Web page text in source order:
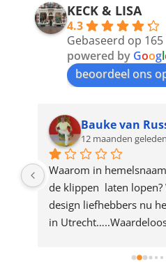
address
product
KECK & LISA
4.3
Gebaseerd op
powered by Googl
beoordeel ons
Bauke van
12 maanden geleden
Waarom in
de klippen  laten
design liefhebbers nu
in